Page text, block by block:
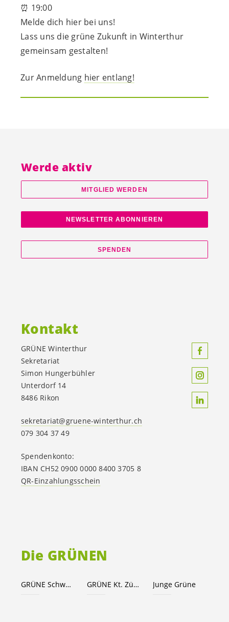
⏰ 19:00
Melde dich hier bei uns!
Lass uns die grüne Zukunft in Winterthur
gemeinsam gestalten!
Zur Anmeldung hier entlang!
Die GRÜNEN
GRÜNE Schweiz GRÜNE Kt. Zürich Junge Grüne
Werde aktiv
MITGLIED WERDEN
NEWSLETTER ABONNIEREN
SPENDEN
Kontakt
GRÜNE Winterthur
Sekretariat
Simon Hungerbühler
Unterdorf 14
8486 Rikon
sekretariat@gruene-winterthur.ch
079 304 37 49
Spendenkonto:
IBAN CH52 0900 0000 8400 3705 8
QR-Einzahlungsschein